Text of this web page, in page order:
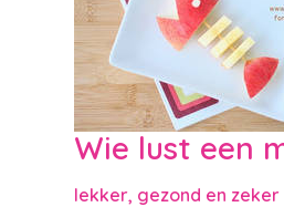
Wie lust een
lekker, gezond en zeker